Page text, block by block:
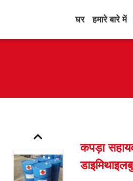
घर हमारे बारे में
कपड़ा